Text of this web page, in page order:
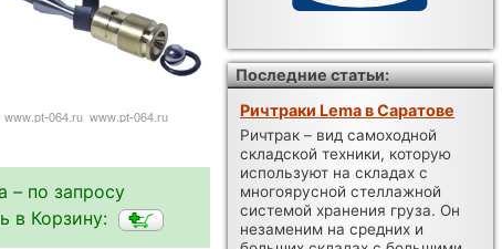
– по запросу
в Корзину:
Последние статьи:
Ричтраки Lema в Саратове
Ричтрак – вид самоходной
складской техники, которую
используют на складах с
многоярусной стеллажной
системой хранения груза. Он
незаменим на средних и